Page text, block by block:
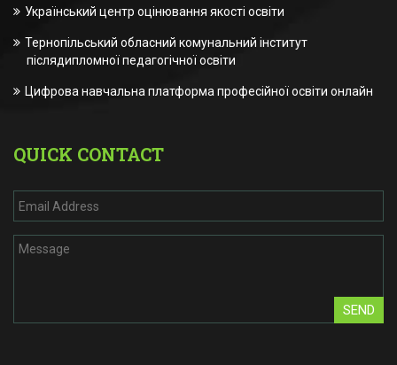
Український центр оцінювання якості освіти
Тернопільський обласний комунальний інститут
післядипломної педагогічної освіти
Цифрова навчальна платформа професійної освіти онлайн
QUICK CONTACT
SEND